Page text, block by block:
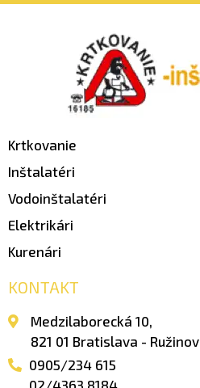
Krtkovanie
Inštalatéri
Vodoinštalatéri
Elektrikári
Kurenári
KONTAKT
Medzilaborecká 10,
821 01 Bratislava - Ružinov
0905/234 615
02/4363 8184